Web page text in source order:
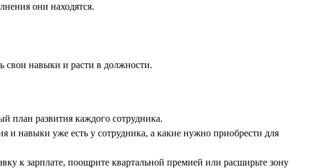
они находятся.
свои навыки и расти в должности.
план развития каждого сотрудника.
и навыки уже есть у сотрудника, а какие нужно приобрести для
к зарплате, поощрите квартальной премией или расширьте зону